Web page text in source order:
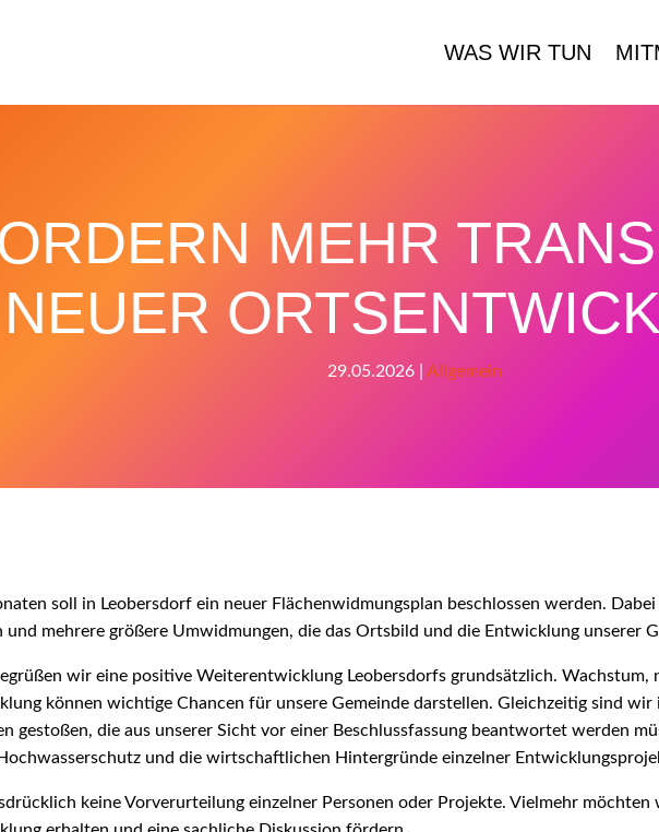
WAS WIR TUN
MEHR
NEUER
29.05.2026 Allgemein
soll in Leobersdorf ein neuer Flächenwidmungsplan beschlossen werden.
und mehrere größere Umwidmungen, die das Ortsbild und die Entwicklung unserer
wir eine positive Weiterentwicklung Leobersdorfs grundsätzlich. Wachstum,
können wichtige Chancen für unsere Gemeinde darstellen. Gleichzeitig sind wir
gestoßen, die aus unserer Sicht vor einer Beschlussfassung beantwortet werden
und die wirtschaftlichen Hintergründe einzelner
keine Vorverurteilung einzelner Personen oder Projekte. Vielmehr